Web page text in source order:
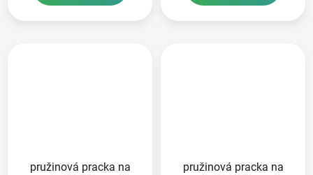
pružinová pracka na
pružinová pracka na